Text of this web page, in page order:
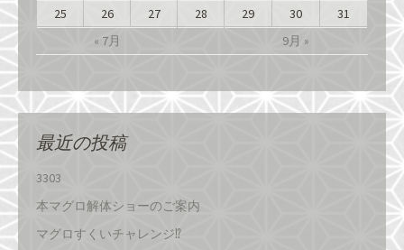
« 7月 9月 »
25
26 27 28 29 30 31
最近の投稿
3303
本マグロ解体ショーのご案内
マグロすくいチャレンジ⁉